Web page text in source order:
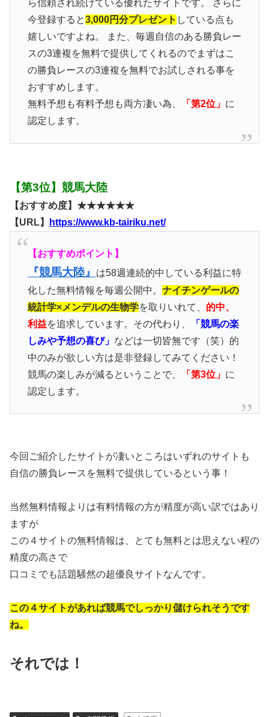
ら信頼され続けている優れたサイトです。 さらに
今登録すると3,000円分プレゼント している点も
嬉しいですよね。 また、毎週自信のある勝負レー
スの3連複を無料で提供してくれるのでまずはこ
の勝負レースの3連複を無料でお試しされる事を
おすすめします。
無料予想も有料予想も両方凄い為、
「第2位」 に
認定します。
【第3位】競馬大陸
【おすすめ度】★★★★★★
【URL】
https://www.kb-tairiku.net/
【おすすめポイント】
『競馬大陸』
は58週連続的中している利益に特
化した無料情報を毎週公開中。 ナイチンゲールの
統計学×メンデルの生物学を取りいれて、 的中、
利益を追求しています。その代わり、
「競馬の楽
しみや予想の喜び」 などは一切皆無です（笑）的
中のみが欲しい方は是非登録してみてください！
競馬の楽しみが減るということで、
「第3位」 に
認定します。
今回ご紹介したサイトが凄いところはいずれのサイトも
自信の勝負レースを無料で提供しているという事！
当然無料情報よりは有料情報の方が精度が高い訳ではあり
ますが
この４サイトの無料情報は、とても無料とは思えない程の
精度の高さで
口コミでも話題騒然の超優良サイトなんです。
この４サイトがあれば競馬でしっかり儲けられそうです
ね。
それでは！